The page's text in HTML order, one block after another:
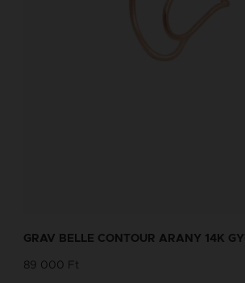
GRAV BELLE CONTOUR ARANY 14K
89 000 Ft